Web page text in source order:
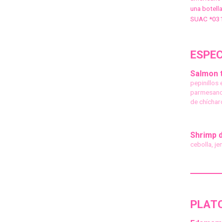
una
SUAC
Salmon
pepinillos
de
Shrimp
cebolla,